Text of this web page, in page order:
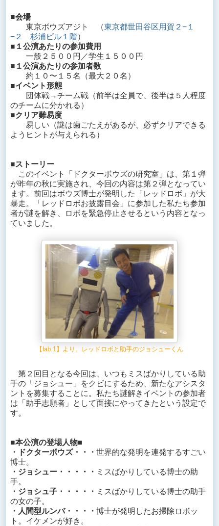
■会場
東京ボウズアジト （東京都世田谷区用賀２−１
−２ 杉浦ビル１階）
■１公演あたりの参加費用
一般２５００円／学生１５００円
■１公演あたりの参加者数
約１０〜１５名（最大２０名）
■イベント形態
団体戦→チーム戦（前半は全員で、後半は５人程度
のチームに分かれる）
■クリア難易度
易しい（謎は歯ごたえがあるが、必ずクリアできる
ようヒントが与えられる）
■ストーリー
このイベント「ドクターボウズの研究室」は、第１弾
が昨年の秋に実施され、今回の内容は第２弾となってい
ます。前回はボウズ博士が発明した「レッドロボ」が大
暴走。「レッドロボお披露目会」に参加した私たち参加
者が謎を解き、ロボを緊急停止させるという内容となっ
ていました。
【lab.1】より。レッドロボと助手のジョシューくん
第２回目となる今回は、いつもミスばかりしている助
手の「ジョシュー」をクビにするため、新たなアシスタ
ントを募集することに。私たち謎解きイベントの参加者
は「助手志願者」として面接にやってきたという設定で
す。
■本公演の登場人物■
・ドクターボウズ・・・ 世界的な発明を連発するすごい
博士。
・ジョシュー・・・・・ ミスばかりしている博士の助
手。
・ジョシュ子・・・・・ ミスばかりしている博士の助手
の女の子。
・人間型ルンバ・・・・ 博士が発明したお掃除ロボッ
ト。イケメンが好き。